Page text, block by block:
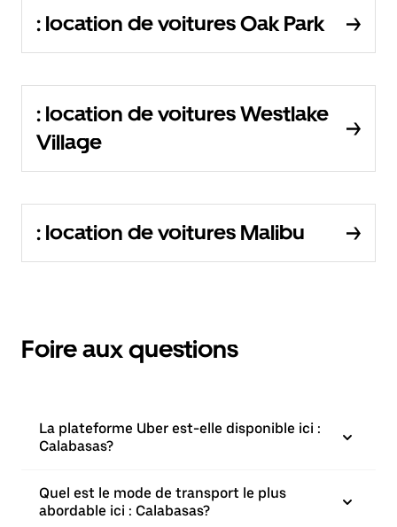
: location de voitures Oak Park
: location de voitures Westlake
Village
: location de voitures Malibu
Foire aux questions
La plateforme Uber est-elle disponible ici :
Calabasas?
Quel est le mode de transport le plus
abordable ici : Calabasas?